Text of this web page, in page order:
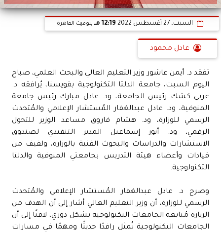
السبت، 27 أغسطس 2022 12:19 مـ بتوقيت القاهرة
عادل محمود
تفقد د. أيمن عاشور وزير التعليم العالي والبحث العلمي، صباح
اليوم السبت، جامعة الدلتا التكنولوجية بقويسنا، يُرافقه د.
عربي كشك رئيس الجامعة، ود. عادل مبارك رئيس جامعة
المنوفية، ود. عادل عبدالغفار المُستشار الإعلامي والمُتحدث
الرسمي للوزارة، ود. هشام فاروق مساعد الوزير للتحول
الرقمي، ود. أنور إسماعيل المدير التنفيذي لصندوق
الاستشارات والدراسات والبحوث الفنية بالوزارة، ولفيف من
قيادات وأعضاء هيئة التدريس بجامعتي المنوفية والدلتا
التكنولوجية.
وصرح د. عادل عبدالغفار المُستشار الإعلامي والمُتحدث
الرسمي للوزارة، أن وزير التعليم العالي أشار إلى أن الهدف من
الزيارة مُتابعة الجامعات التكنولوجية بشكل دوري، لافتًا إلى أن
الجامعات التكنولوجية تُمثل رافدًا حديثًا ومهمًا في مسارات